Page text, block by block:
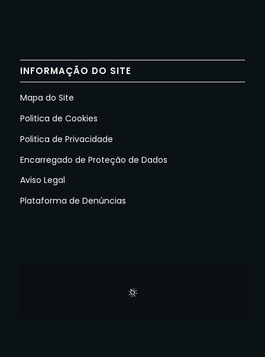
INFORMAÇÃO DO SITE
Mapa do Site
Politica de Cookies
Politica de Privacidade
Encarregado de Proteção de Dados
Aviso Legal
Plataforma de Denúncias